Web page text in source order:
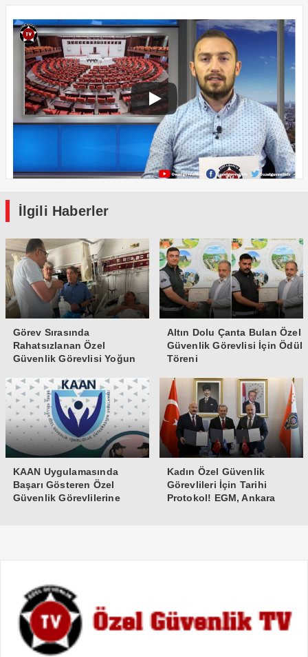
İlgili Haberler
Görev Sırasında
Rahatsızlanan Özel
Güvenlik Görevlisi Yoğun
Altın Dolu Çanta Bulan Özel
Güvenlik Görevlisi İçin Ödül
Töreni
KAAN Uygulamasında
Başarı Gösteren Özel
Güvenlik Görevlilerine
Kadın Özel Güvenlik
Görevlileri İçin Tarihi
Protokol! EGM, Ankara